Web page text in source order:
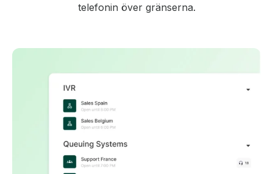
telefonin över gränserna.